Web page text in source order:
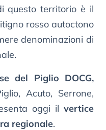
questo territorio è il
rosso autoctono
denominazioni di
del Piglio DOCG,
Acuto, Serrone,
oggi il vertice
regionale.